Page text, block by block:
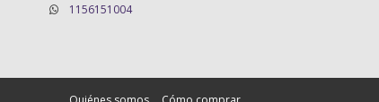
1156151004